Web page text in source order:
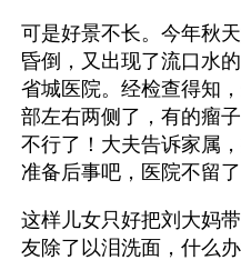
可是好景不长。今年秋
昏倒，又出现了流口水
省城医院。经检查得知
部左右两侧了，有的瘤
不行了！大夫告诉家属
准备后事吧，医院不留了
这样儿女只好把刘大妈
友除了以泪洗面，什么办